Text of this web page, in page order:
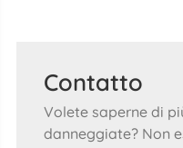
Contatto
Volete saperne di
danneggiate? Non